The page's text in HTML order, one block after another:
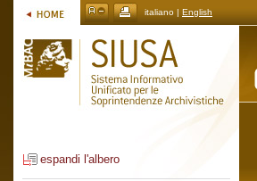
italiano | English
espandi l'albero